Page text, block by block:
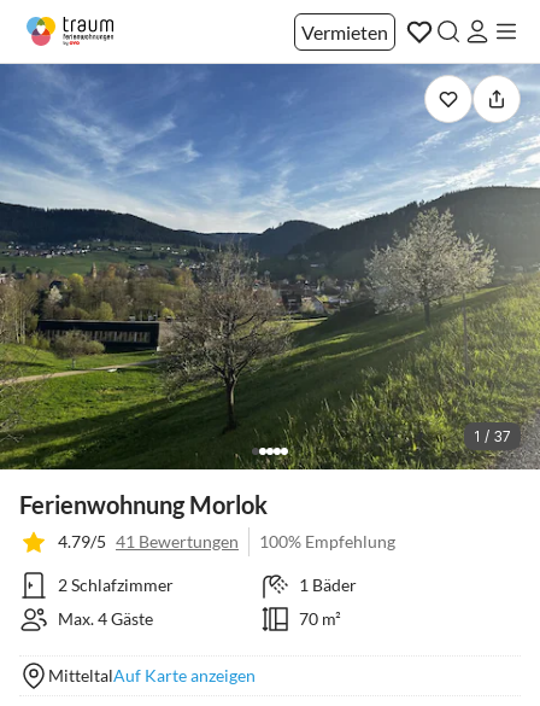
Vermieten
1 / 37
Ferienwohnung Morlok
4.79/5 41 Bewertungen 100% Empfehlung
2 Schlafzimmer
1 Bäder
Max. 4 Gäste
70 m²
MitteltalAuf Karte anzeigen